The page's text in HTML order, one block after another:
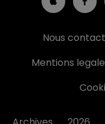
Nous
Mentions